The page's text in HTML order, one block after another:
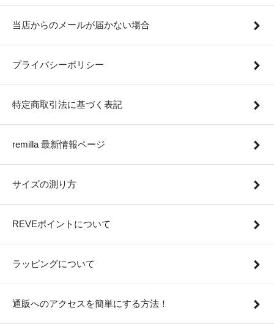
当店からのメールが届かない場合
プライバシーポリシー
特定商取引法に基づく表記
remilla 最新情報ページ
サイズの測り方
REVEポイントについて
ラッピングについて
通販へのアクセスを簡単にする方法！